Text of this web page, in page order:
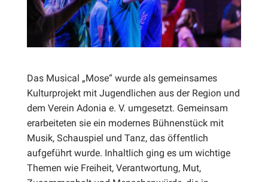
Das Musical „Mose“ wurde als gemeinsames
Kulturprojekt mit Jugendlichen aus der Region und
dem Verein Adonia e. V. umgesetzt. Gemeinsam
erarbeiteten sie ein modernes Bühnenstück mit
Musik, Schauspiel und Tanz, das öffentlich
aufgeführt wurde. Inhaltlich ging es um wichtige
Themen wie Freiheit, Verantwortung, Mut,